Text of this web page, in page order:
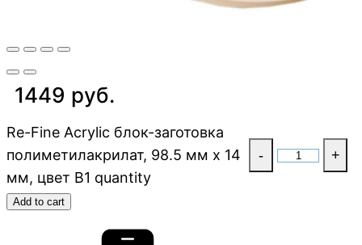
1449 руб.
Re-Fine Acrylic блок-заготовка
полиметилакрилат, 98.5 мм x 14
мм, цвет B1 quantity
- +
Add to cart